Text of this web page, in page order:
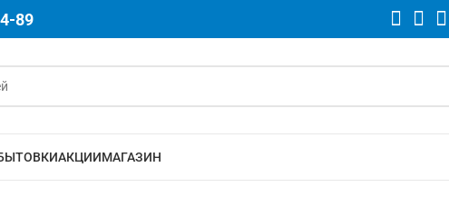
89
АКЦИИМАГАЗИН